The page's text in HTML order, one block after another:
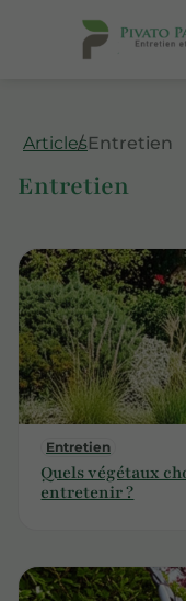
ArticlesEntretien
Entretien
Entretien
Quels végétaux
entretenir ?